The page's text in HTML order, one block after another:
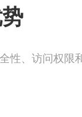
性、访问权限